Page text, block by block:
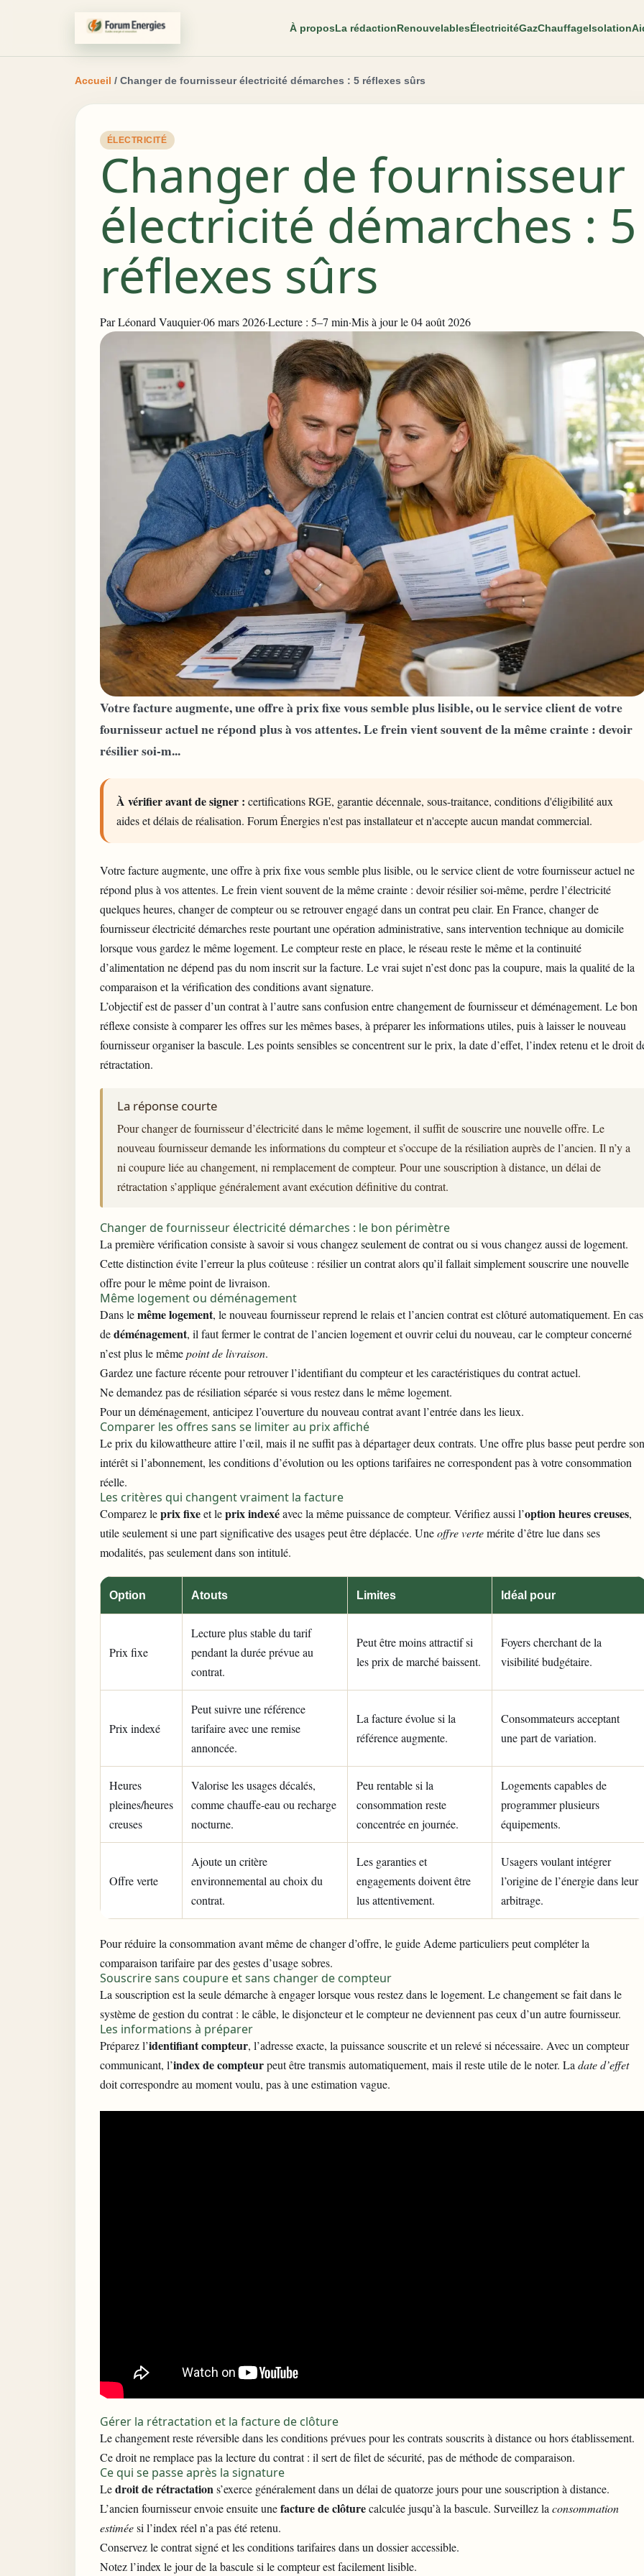
À proposLa rédactionRenouvelablesÉlectricitéGazChauffageIsolation
Accueil / Changer de fournisseur électricité démarches : 5 réflexes sûrs
ÉLECTRICITÉ
Changer de fournisseur
électricité démarches : 5
réflexes sûrs
ParLéonard Vauquier·06 mars 2026·Lecture : 5–7 min·Mis à jour le 04 août 2026
Votre facture augmente, une offre à prix fixe vous semble plus lisible, ou le service client de votre
fournisseur actuel ne répond plus à vos attentes. Le frein vient souvent de la même crainte : devoir
résilier soi-m...
À vérifier avant de signer : certifications RGE, garantie décennale, sous-traitance, conditions d'éligibilité aux
aides et délais de réalisation. Forum Énergies n'est pas installateur et n'accepte aucun mandat commercial.
Votre facture augmente, une offre à prix fixe vous semble plus lisible, ou leservice clientde votre fournisseur actuel ne
répond plus à vos attentes. Le frein vient souvent de la même crainte : devoir résilier soi-même, perdre l’électricité
quelques heures, changer de compteur ou se retrouver engagé dans un contrat peu clair. En France, changer de
fournisseur électricité démarches reste pourtant une opération administrative, sans intervention technique au domicile
lorsque vous gardez le même logement. Le compteur reste en place, le réseau reste le même et la continuité
d’alimentation ne dépend pas du nom inscrit sur la facture. Le vrai sujet n’est donc pas la coupure, mais la qualité de la
comparaison et la vérification des conditions avant signature.
L’objectif est de passer d’un contrat à l’autre sans confusion entre changement de fournisseur et déménagement. Le bon
réflexeconsiste à comparerles offres sur les mêmes bases, à préparer les informations utiles, puis à laisser le nouveau
fournisseur organiser la bascule. Les points sensibles se concentrent sur le prix, la date d’effet, l’index retenu et le droit
rétractation.
La réponse courte
Pour changer de fournisseur d’électricité dans le même logement, il suffit de souscrire une nouvelle offre. Le
nouveau fournisseur demande les informations du compteur et s’occupe de la résiliation auprès de l’ancien. Il n’y a
ni coupure liée au changement, ni remplacement de compteur. Pour une souscription à distance, un délai de
rétractation s’applique généralement avant exécution définitive du contrat.
Changer de fournisseur électricité démarches : le bon périmètre
La première vérification consiste à savoir si vous changez seulement de contrat ou si vous changez aussi de logement.
Cette distinction évite l’erreur la plus coûteuse : résilier un contrat alors qu’il fallait simplement souscrire une nouvelle
offre pour le même point de livraison.
Même logement ou déménagement
Dans lemême logement, le nouveau fournisseur reprend le relais et l’ancien contrat est clôturé automatiquement. En cas
dedéménagement, il faut fermer le contrat de l’ancien logement et ouvrir celui du nouveau, car le compteur concerné
n’est plus le mêmepoint de livraison.
Gardez une facture récente pour retrouver l’identifiant du compteur et les caractéristiques du contrat actuel.
Ne demandez pas de résiliation séparée si vous restez dans le même logement.
Pour un déménagement, anticipez l’ouverture du nouveau contrat avant l’entrée dans les lieux.
Comparer les offres sans se limiter au prix affiché
Le prix du kilowattheure attire l’œil, mais il ne suffit pas à départager deux contrats. Une offre plus basse peut perdre son
intérêt si l’abonnement, les conditions d’évolution ou les options tarifaires ne correspondent pas à votre consommation
réelle.
Les critères qui changent vraiment la facture
Comparez leprix fixeet leprix indexéavec la même puissance de compteur. Vérifiez aussi l’option heures creuses,
utile seulement si une part significative des usages peut être déplacée. Uneoffre vertemérite d’être lue dans ses
modalités, pas seulement dans son intitulé.
Option Atouts Limites Idéal pour
Prix fixe
Lecture plus stable du tarif
pendant la durée prévue au
contrat.
Peut être moins attractif si
les prix de marché baissent.
Foyers cherchant de la
visibilité budgétaire.
Prix indexé
Peut suivre une référence
tarifaire avec une remise
annoncée.
La facture évolue si la
référence augmente.
Consommateurs acceptant
une part de variation.
Heures
pleines/heures
creuses
Valorise les usages décalés,
comme chauffe-eau ou recharge
nocturne.
Peu rentable si la
consommation reste
concentrée en journée.
Logements capables de
programmer plusieurs
équipements.
Offre verte
Ajoute un critère
environnemental au choix du
contrat.
Les garanties et
engagements doivent être
lus attentivement.
Usagers voulant intégrer
l’origine de l’énergie dans leur
arbitrage.
Pour réduire la consommation avant même de changer d’offre, le guide Ademe particulierspeut compléter la
comparaison tarifaire par des gestes d’usage sobres.
Souscrire sans coupure et sans changer de compteur
La souscription est la seule démarche à engager lorsque vous restez dans le logement. Le changement se fait dans le
système de gestion du contrat : le câble, le disjoncteur et le compteur ne deviennent pas ceux d’un autre fournisseur.
Les informations à préparer
Préparez l’identifiant compteur, l’adresse exacte, la puissance souscrite et un relevé si nécessaire. Avec un compteur
communicant, l’index de compteurpeut être transmis automatiquement, mais il reste utile de le noter. La date d’effet
doit correspondre au moment voulu, pas à une estimation vague.
Gérer la rétractation et la facture de clôture
Le changement reste réversible dans les conditions prévues pour les contrats souscrits à distance ou hors établissement.
Ce droit ne remplace pas la lecture du contrat : il sert de filet de sécurité, pas de méthode de comparaison.
Ce qui se passe après la signature
Ledroit de rétractations’exerce généralement dans un délai de quatorze jours pour une souscription à distance.
L’ancien fournisseur envoie ensuite unefacture de clôturecalculée jusqu’à la bascule. Surveillez la consommation
estiméesi l’index réel n’a pas été retenu.
Conservez le contrat signé et les conditions tarifaires dans un dossier accessible.
Notez l’index le jour de la bascule si le compteur est facilement lisible.